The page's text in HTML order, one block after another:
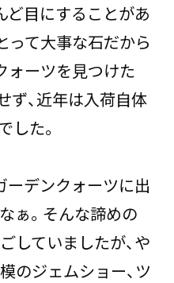
ど目にすることがあ
って大事な石だから
ォーツを見つけた
ず、近年は入荷自体
した。
ーデンクォーツに出
ぁ。そんな諦めの
していましたが、や
のジェムショー、ツ